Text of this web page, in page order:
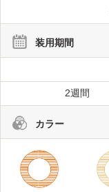
装用期間
2週間
カラー